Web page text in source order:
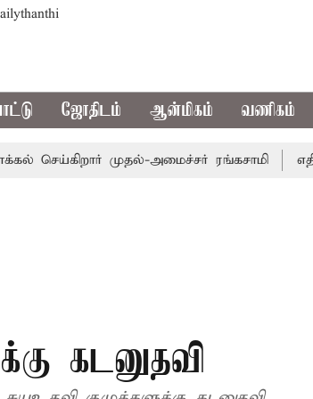
ஜோதிடம் ஆன்மிகம் வணிகம்
முதல்-அமைச்சர் ரங்கசாமி
கடனுதவி